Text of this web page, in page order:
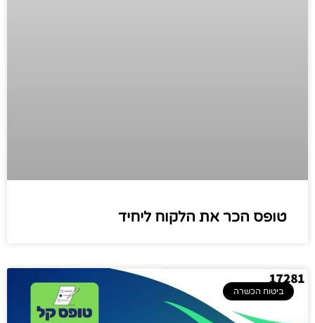
טופס הכר את הלקוח ליחיד
ביטוח הכשרה